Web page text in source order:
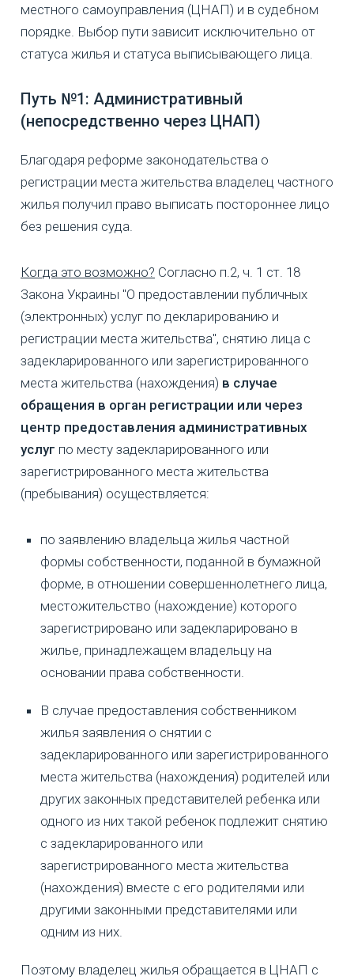
местного самоуправления (ЦНАП) и в судебном
порядке. Выбор пути зависит исключительно от
статуса жилья и статуса выписывающего лица.
Путь №1: Административный
(непосредственно через ЦНАП)
Благодаря реформе законодательства о
регистрации места жительства владелец частного
жилья получил право выписать постороннее лицо
без решения суда.
Когда это возможно? Согласно п.2, ч. 1 ст. 18
Закона Украины "О предоставлении публичных
(электронных) услуг по декларированию и
регистрации места жительства", снятию лица с
задекларированного или зарегистрированного
места жительства (нахождения) в случае
обращения в орган регистрации или через
центр предоставления административных
услуг по месту задекларированного или
зарегистрированного места жительства
(пребывания) осуществляется:
по заявлению владельца жилья частной
формы собственности, поданной в бумажной
форме, в отношении совершеннолетнего лица,
местожительство (нахождение) которого
зарегистрировано или задекларировано в
жилье, принадлежащем владельцу на
основании права собственности.
В случае предоставления собственником
жилья заявления о снятии с
задекларированного или зарегистрированного
места жительства (нахождения) родителей или
других законных представителей ребенка или
одного из них такой ребенок подлежит снятию
с задекларированного или
зарегистрированного места жительства
(нахождения) вместе с его родителями или
другими законными представителями или
одним из них.
Поэтому владелец жилья обращается в ЦНАП с